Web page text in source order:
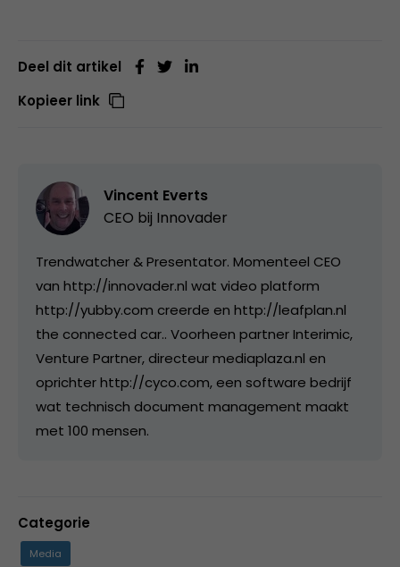
Deel dit artikel
Kopieer link
Vincent Everts
CEO bij Innovader
Trendwatcher & Presentator. Momenteel CEO
van http://innovader.nl wat video platform
http://yubby.com creerde en http://leafplan.nl
the connected car.. Voorheen partner Interimic,
Venture Partner, directeur mediaplaza.nl en
oprichter http://cyco.com, een software bedrijf
wat technisch document management maakt
met 100 mensen.
Categorie
Media